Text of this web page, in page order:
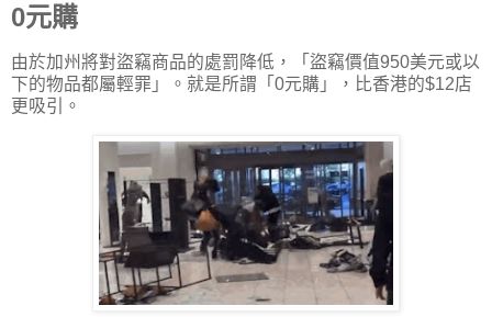
0元購
由於加州將對盜竊商品的處罰降低，「盜竊價值950美元或以
下的物品都屬輕罪」。就是所謂「0元購」，比香港的$12店
更吸引。